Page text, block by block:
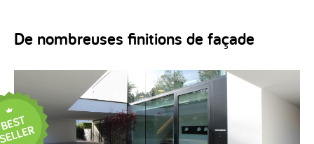
De nombreuses finitions de façade